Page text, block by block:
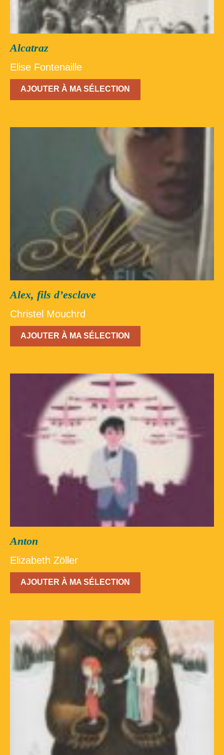
Alcatraz
Elise Fontenaille
AJOUTER À MA SÉLECTION
Alex, fils d’esclave
Christel Mouchrd
AJOUTER À MA SÉLECTION
Anton
Elizabeth Zöller
AJOUTER À MA SÉLECTION